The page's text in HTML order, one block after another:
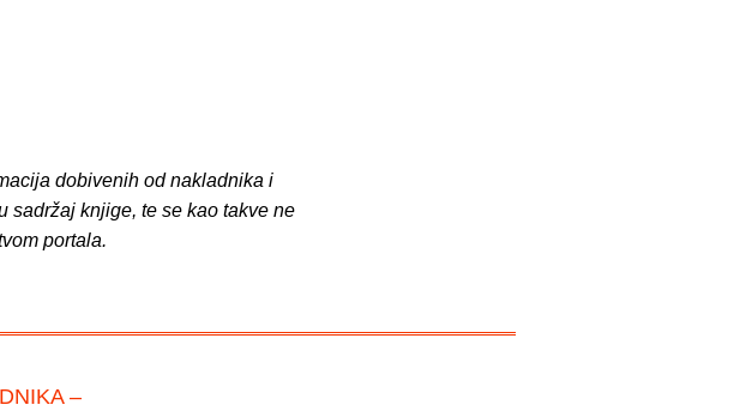
dobivenih od nakladnika i
sadržaj knjige, te se kao takve ne
portala.
–